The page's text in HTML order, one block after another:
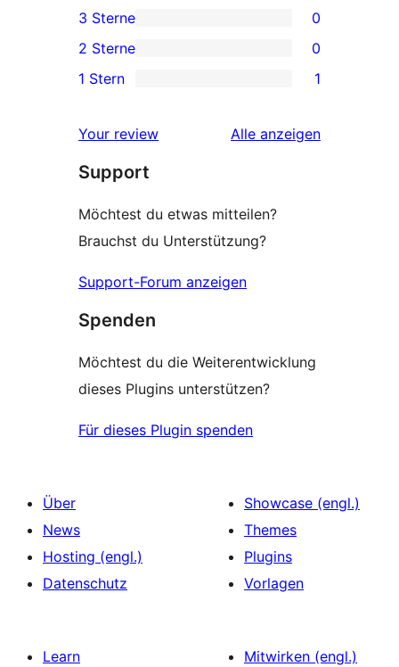
Rezensionen
Sterne-
Rezension
0 3-
Sterne-
Rezensionen
3 Sterne 0
0 2-
Sterne-
2 Sterne 0
1 1-
Rezension
1 Stern 1
Your review Alle Rezensionen
anzeigen
Support
Möchtest du etwas mitteilen?
Brauchst du Unterstützung?
Support-Forum anzeigen
Spenden
Möchtest du die Weiterentwicklung
dieses Plugins unterstützen?
Für dieses Plugin spenden
Über
News
Hosting (engl.)
Datenschutz
Showcase (engl.)
Themes
Plugins
Vorlagen
Learn
Mitwirken (engl.)